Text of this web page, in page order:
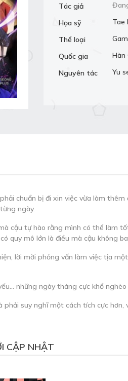
Tác giả
Họa sỹ
Tae
Thể loại
Quốc gia
Hàn
Nguyên tác
Yu
chuẩn bị đi xin việc vừa làm
ngày.
cậu tự hào rằng mình có thể làm
quy mô lớn là điều mà cậu không
lời mời phỏng vấn làm việc tịa
những ngày tháng cực khổ nghèo
phải suy nghĩ một cách tích cực
CẬP NHẬT